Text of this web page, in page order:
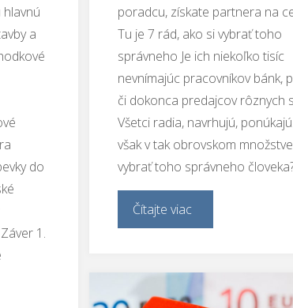
hlavnú
a
do
1.
poradcu, získate partnera na
Tu je 7 rád, ako si vybrať toho
správneho Je ich niekoľko tisíc
nevnímajúc pracovníkov bánk,
či dokonca predajcov rôznych
Všetci radia, navrhujú,
však v tak obrovskom
vybrať toho správneho
Čítajte viac